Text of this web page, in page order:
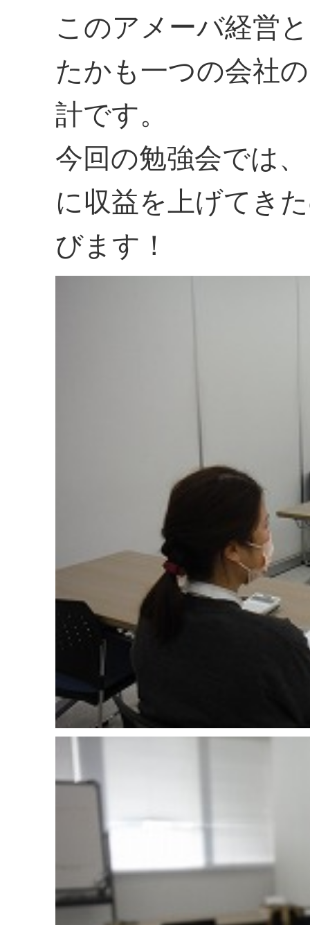
このアメーバ経営
たかも一つの会社
計です。
今回の勉強会では
に収益を上げてき
びます！